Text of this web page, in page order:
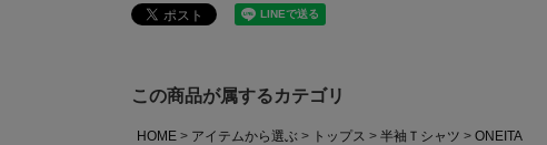
この商品が属するカテゴリ
HOME アイテムから選ぶ トップス 半袖Ｔシャツ
ONEITA